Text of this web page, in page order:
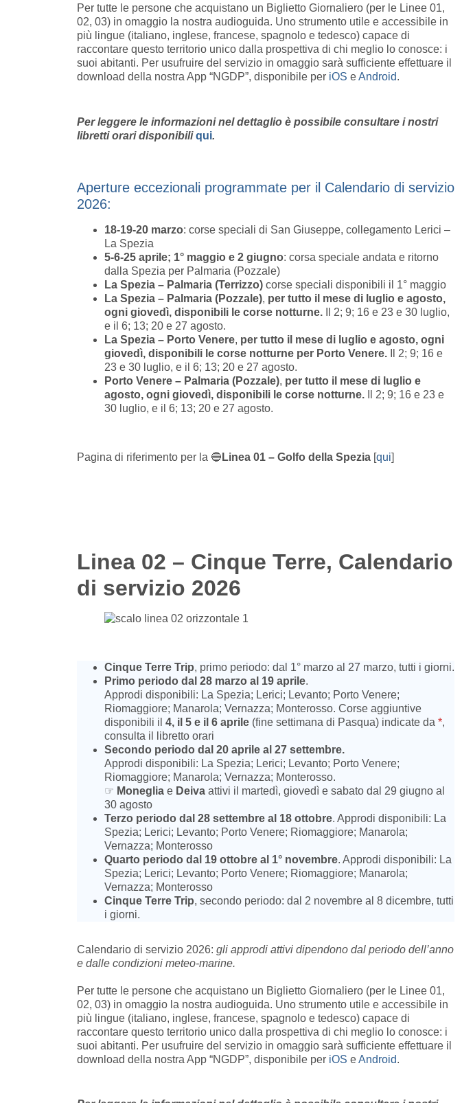
Per tutte le persone che acquistano un Biglietto Giornaliero (per le Linee 01,
02, 03) in omaggio la nostra audioguida. Uno strumento utile e accessibile in
più lingue (italiano, inglese, francese, spagnolo e tedesco) capace di
raccontare questo territorio unico dalla prospettiva di chi meglio lo conosce: i
suoi abitanti. Per usufruire del servizio in omaggio sarà sufficiente effettuare il
download della nostra App “NGDP”, disponibile per iOS eAndroid.
Per leggere le informazioni nel dettaglio è possibile consultare i nostri
libretti orari disponibiliqui.
Aperture eccezionali programmate per il Calendario di servizio
2026:
18-19-20 marzo: corse speciali di San Giuseppe, collegamento Lerici –
La Spezia
5-6-25 aprile; 1° maggio e 2 giugno: corsa speciale andata e ritorno
dalla Spezia per Palmaria (Pozzale)
La Spezia – Palmaria (Terrizzo) corse speciali disponibili il 1° maggio
La Spezia – Palmaria (Pozzale), per tutto il mese di luglio e agosto,
ogni giovedì, disponibili le corse notturne. Il 2; 9; 16 e 23 e 30 luglio,
e il 6; 13; 20 e 27 agosto.
La Spezia – Porto Venere, per tutto il mese di luglio e agosto, ogni
giovedì, disponibili le corse notturne per Porto Venere.
Il 2; 9; 16 e
23 e 30 luglio, e il 6; 13; 20 e 27 agosto.
Porto Venere – Palmaria (Pozzale), per tutto il mese di luglio e
agosto, ogni giovedì, disponibili le corse notturne. Il 2; 9; 16 e 23 e
30 luglio, e il 6; 13; 20 e 27 agosto.
Pagina di riferimento per la 🔵 Linea 01 – Golfo della Spezia [qui]
Linea 02 – Cinque Terre, Calendario
di servizio 2026
Cinque Terre Trip, primo periodo: dal 1° marzo al 27 marzo, tutti i giorni.
Primo periodo dal 28 marzo al 19 aprile.
Approdi disponibili: La Spezia; Lerici; Levanto; Porto Venere;
Riomaggiore; Manarola; Vernazza; Monterosso. Corse aggiuntive
disponibili il 4, il 5 e il 6 aprile (fine settimana di Pasqua) indicate da *,
consulta il libretto orari
Secondo periodo dal 20 aprile al 27 settembre.
Approdi disponibili: La Spezia; Lerici; Levanto; Porto Venere;
Riomaggiore; Manarola; Vernazza; Monterosso.
☞ Moneglia e Deiva attivi il martedì, giovedì e sabato dal 29 giugno al
30 agosto
Terzo periodo dal 28 settembre al 18 ottobre. Approdi disponibili: La
Spezia; Lerici; Levanto; Porto Venere; Riomaggiore; Manarola;
Vernazza; Monterosso
Quarto periodo dal 19 ottobre al 1° novembre. Approdi disponibili: La
Spezia; Lerici; Levanto; Porto Venere; Riomaggiore; Manarola;
Vernazza; Monterosso
Cinque Terre Trip, secondo periodo: dal 2 novembre al 8 dicembre, tutti
i giorni.
Calendario di servizio 2026: gli approdi attivi dipendono dal periodo dell’anno
e dalle condizioni meteo-marine.
Per tutte le persone che acquistano un Biglietto Giornaliero (per le Linee 01,
02, 03) in omaggio la nostra audioguida. Uno strumento utile e accessibile in
più lingue (italiano, inglese, francese, spagnolo e tedesco) capace di
raccontare questo territorio unico dalla prospettiva di chi meglio lo conosce: i
suoi abitanti. Per usufruire del servizio in omaggio sarà sufficiente effettuare il
download della nostra App “NGDP”, disponibile per iOS eAndroid.